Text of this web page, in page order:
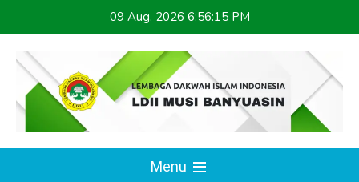
to
content
09 Aug, 2026 6:56:15 PM
LDII MUSI BANYUASIN
Menu